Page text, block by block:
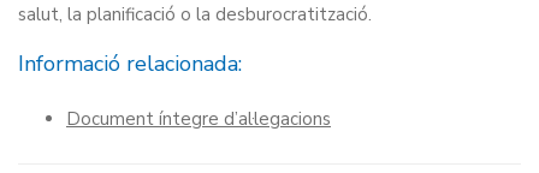
salut, la planificació o la desburocratització.
Informació relacionada:
Document íntegre d’al·legacions